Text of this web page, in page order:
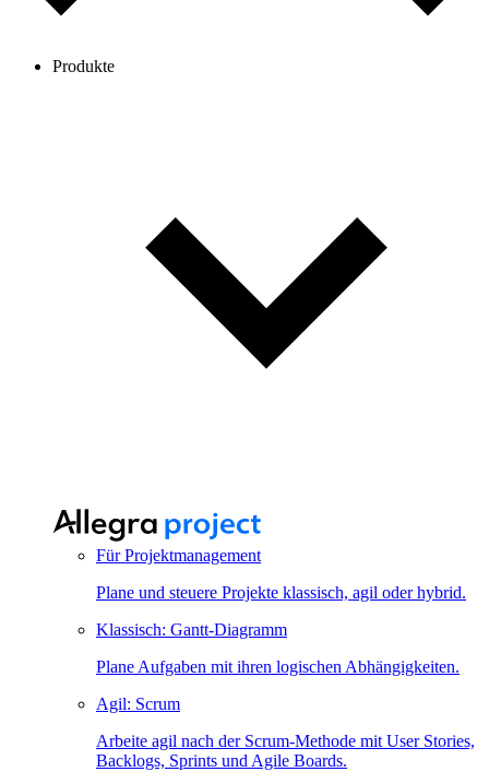
Produkte
Für Projektmanagement
Plane und steuere Projekte klassisch, agil oder hybrid.
Klassisch: Gantt-Diagramm
Plane Aufgaben mit ihren logischen Abhängigkeiten.
Agil: Scrum
Arbeite agil nach der Scrum-Methode mit User Stories,
Backlogs, Sprints und Agile Boards.